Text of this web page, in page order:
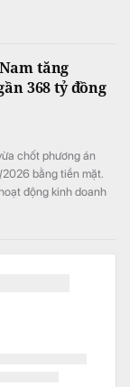
tăng
368 tỷ đồng
chốt phương án
bằng tiền mặt.
động kinh doanh